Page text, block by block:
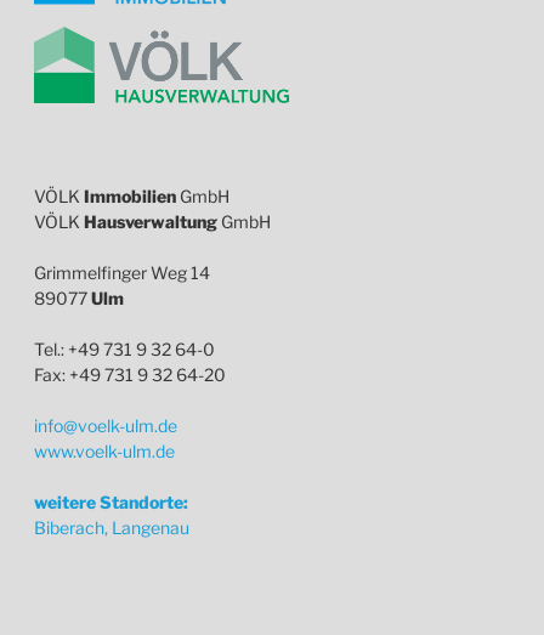
VÖLK Immobilien GmbH
VÖLK Hausverwaltung GmbH
Grimmelfinger Weg 14
89077Ulm
Tel.: +49 731 9 32 64-0
Fax: +49 731 9 32 64-20
info@voelk-ulm.de
www.voelk-ulm.de
weitere Standorte:
Biberach, Langenau